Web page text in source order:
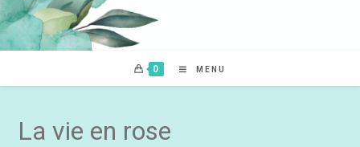
0 MENU
La vie en rose